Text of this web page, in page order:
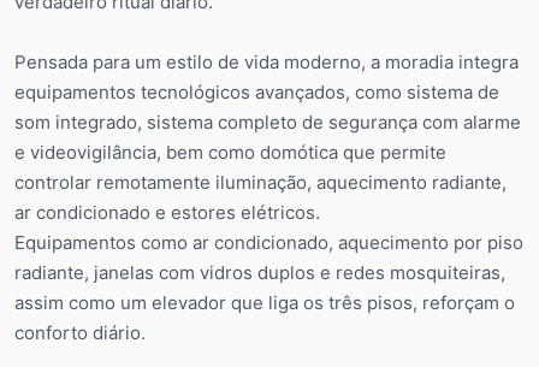
Pensada para um estilo de vida moderno, a moradia integra
equipamentos tecnológicos avançados, como sistema de
som integrado, sistema completo de segurança com alarme
e videovigilância, bem como domótica que permite
controlar remotamente iluminação, aquecimento radiante,
ar condicionado e estores elétricos.
Equipamentos como ar condicionado, aquecimento por piso
radiante, janelas com vidros duplos e redes mosquiteiras,
assim como um elevador que liga os três pisos, reforçam o
conforto diário.